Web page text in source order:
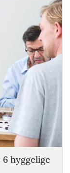
hyggelige